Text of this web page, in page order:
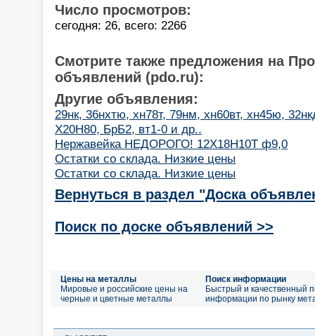
Число просмотров:
сегодня: 26, всего: 2266
Смотрите также предложения на
объявлений (pdo.ru):
Другие объявления:
29нк, 36нхтю, хн78т, 79нм, хн60вт, хн45ю,
Х20Н80, БрБ2, вт1-0 и др..
Нержавейка НЕДОРОГО! 12Х18Н10Т ф9,0
Остатки со склада. Низкие цены
Остатки со склада. Низкие цены
Вернуться в раздел "Доска
Поиск по доске объявлений >>
Цены на металлы
Мировые и российские цены на
черные и цветные металлы
Поиск информации
Быстрый и качественный
информации по рынку